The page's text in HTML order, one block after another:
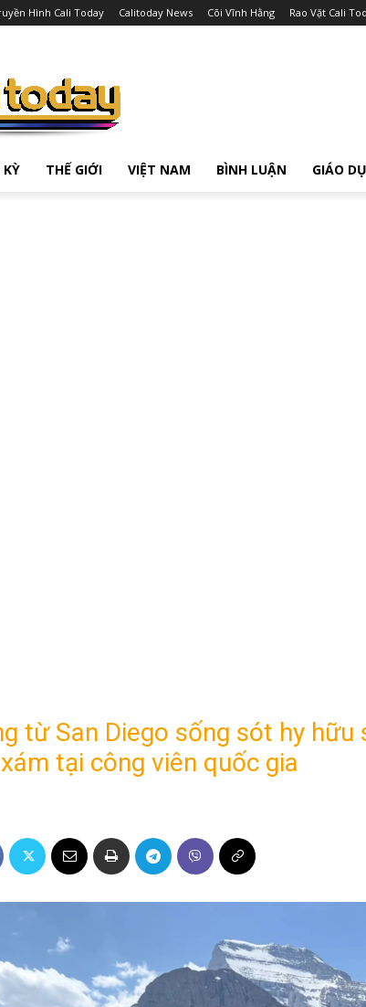
Hình Cali Today Calitoday News Cõi Vĩnh Hằng Rao Vặt Cali
KỲ THẾ GIỚI VIỆT NAM BÌNH LUẬN GIÁO
từ San Diego sống sót hy hữu
tại công viên quốc gia